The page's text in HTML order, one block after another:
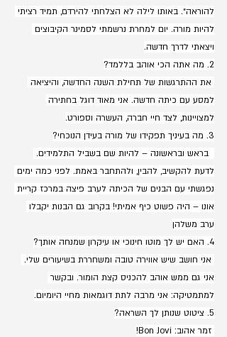
להוראה״. באותו לילה לא הצלחתי להירדם, תמיד רציתי
להיות מורה. יום למחרת נרשמתי לסמינר הקיבוצים
ויצאתי לדרך חדשה.
2. מה אתה הכי אוהב בללמד?
את ההתרגשות של תחילת השנה החדשה, והיציאה
למסע עם כיתה חדשה. אני מאוד דוגל בחתירה
למצויינות, לצד חיי חברה, העשרה וספורט.
3. מה בעיניך תפקידו של מורה בעידן הנוכחי?
בראש ובראשונה – להיות שם בשביל התלמידים.
לדעת להקשיב, להבין, ולהתחבר באמת. לפני כמה ימים
נפגשתי עם הבנים של הכיתה לערב פיצה במרכז קריית
אונו – היה פשוט כיף אמיתי! בקרוב גם הבנות יקבלו
ערב משלהן
4. האם יש לך מוטו חינוכי או עיקרון שמנחה אותך?
אני חושב שיש אווירה טובה ומשחררת בשיעורים שלי.
אני גם ממש אוהב להכניס קצת הומור. ובקשר
למתמטיקה: אני מרבה לתת דוגמאות מחיי היומיום.
5. ציטוט שנותן לך השראה?
זמר אהוב: Bon Jovi!